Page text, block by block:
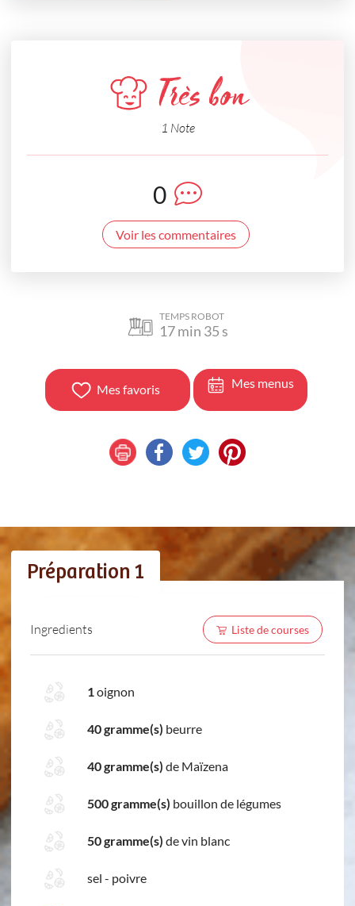
Très bon
1 Note
0
Voir les commentaires
TEMPS ROBOT
17min 35 s
Mes favoris Mes menus
Préparation 1
Ingredients Liste de courses
1oignon
40 gramme(s) beurre
40 gramme(s) de Maïzena
500 gramme(s) bouillon de légumes
50 gramme(s) de vin blanc
sel - poivre